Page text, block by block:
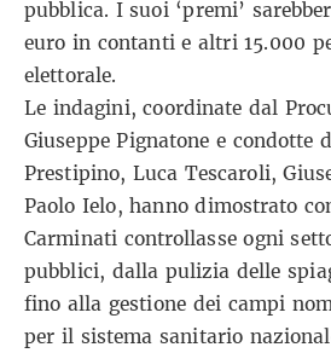
pubblica. I suoi ‘premi’
euro in contanti e altri 15.000
elettorale.
Le indagini, coordinate dal
Giuseppe Pignatone e condotte
Prestipino, Luca Tescaroli,
Paolo Ielo, hanno dimostrato
Carminati controllasse ogni
pubblici, dalla pulizia delle
fino alla gestione dei campi
per il sistema sanitario